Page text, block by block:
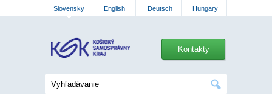
Slovensky English Deutsch Hungary
Kontakty